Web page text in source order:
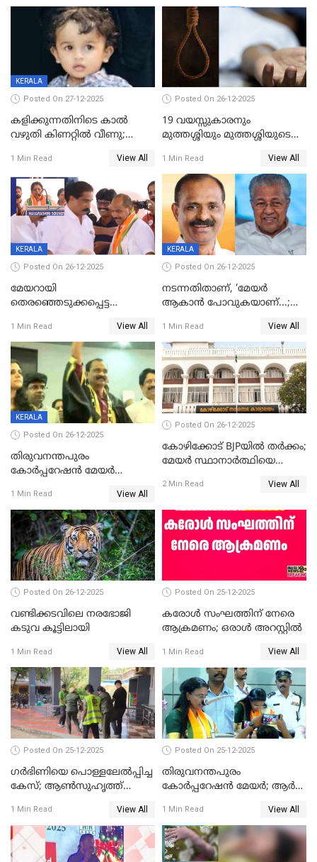
KERALA
Posted On 27-12-2025
കളിക്കുന്നതിനിടെ കാൽ
വഴുതി കിണറ്റിൽ വീണു;
ദാരുണാന്ത്യം
1 Min Read View All
Posted On 26-12-2025
19 വയസ്സുകാരനും
മുത്തശ്ശിയും മുത്തശ്ശിയുടെ
മരിച്ചനിലയിൽ
1 Min Read View All
KERALA
Posted On 26-12-2025
മേയറായി
തെരഞ്ഞെടുക്കപ്പെട്ട
ആദ്യ വോട്ട് അസാധു; കണ്ണൂർ
ഡെപ്യൂട്ടി മേയർ സ്ഥാനത്ത്
താഹിറിന് വിജയം
1 Min Read View All
KERALA
Posted On 26-12-2025
നടന്നതിതാണ്, ‘മേയർ
ആകാൻ പോവുകയാണ്...;
മുഖ്യമന്ത്രിയുടെ ഓഫീസ്
തന്നെ വിശദീകരിയ്ക്കുന്നു;
സത്യമിതാണ്
1 Min Read View All
KERALA
Posted On 26-12-2025
തിരുവനന്തപുരം
കോര്‍പ്പറേഷന്‍ മേയര്‍
ഹൈക്കോടതിയിലേക്ക്;
സത്യപ്രതിജ്ഞ ചടങ്ങില്‍
ചട്ടലംഘനമെന്ന് പാർട്ടി
1 Min Read View All
Posted On 26-12-2025
കോഴിക്കോട് BJPയിൽ തർക്കം;
മേയർ സ്ഥാനാർത്ഥിയെ
2 Min Read View All
Posted On 26-12-2025
വണ്ടിക്കടവിലെ നരഭോജി
കടുവ കൂട്ടിലായി
1 Min Read View All
Posted On 25-12-2025
കരോള്‍ സംഘത്തിന് നേരെ
ആക്രമണം; ഒരാള്‍ അറസ്റ്റില്‍
1 Min Read View All
Posted On 25-12-2025
ഗര്‍ഭിണിയെ പൊള്ളലേല്‍പ്പിച്ച
കേസ്; ആണ്‍സുഹൃത്ത്
1 Min Read View All
Posted On 25-12-2025
തിരുവനന്തപുരം
കോര്‍പ്പറേഷന്‍ മേയർ; ആര്‍
1 Min Read View All